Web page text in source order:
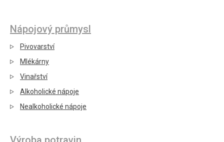
Nápojový průmysl
Pivovarství
Mlékárny
Vinařství
Alkoholické nápoje
Nealkoholické nápoje